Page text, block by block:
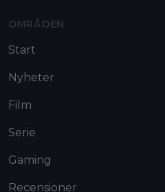
OMRÅDEN
Start
Nyheter
Film
Serie
Gaming
Recensioner